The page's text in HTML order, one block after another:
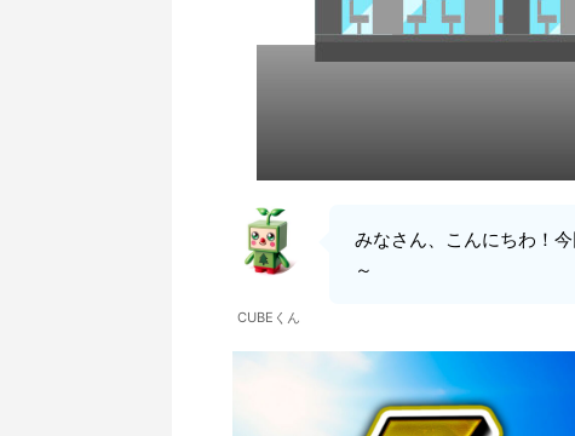
CUBEくん
みなさん、こんにちわ！今
～